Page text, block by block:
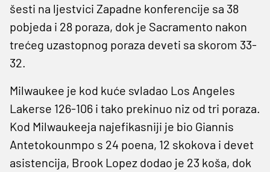
šesti na ljestvici Zapadne konferencije sa 38
pobjeda i 28 poraza, dok je Sacramento nakon
trećeg uzastopnog poraza deveti sa skorom 33-
32.
Milwaukee je kod kuće svladao Los Angeles
Lakerse 126-106 i tako prekinuo niz od tri poraza.
Kod Milwaukeeja najefikasniji je bio Giannis
Antetokounmpo s 24 poena, 12 skokova i devet
asistencija, Brook Lopez dodao je 23 koša, dok